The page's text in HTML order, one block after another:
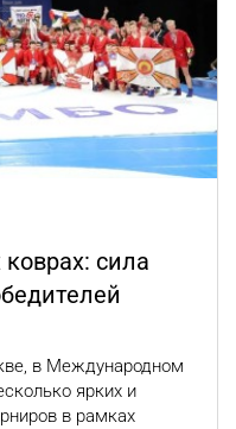
сила
в Международном
ярких и
в рамках